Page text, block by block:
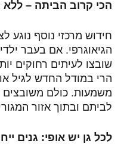
הכי קרוב הביתה –
חידוש מרכזי נוסף נוגע
הגיאוגרפי. אם בעבר
שובצו לעיתים רחוקים
הרי במודל החדש לגיל
משמעות. כולם
לביתם ובתוך אזור
לכל גן יש אופי: גנים